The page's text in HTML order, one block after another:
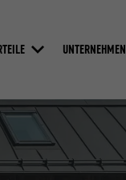
UNTERNEHMEN